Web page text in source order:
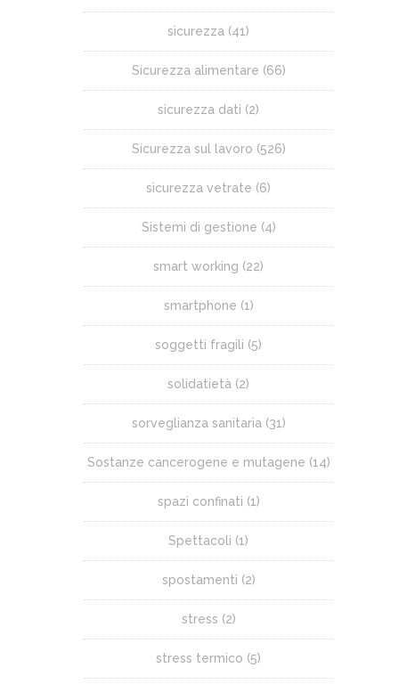
sicurezza (41)
Sicurezza alimentare (66)
sicurezza dati (2)
Sicurezza sul lavoro (526)
sicurezza vetrate (6)
Sistemi di gestione (4)
smart working (22)
smartphone (1)
soggetti fragili (5)
solidatietà (2)
sorveglianza sanitaria (31)
Sostanze cancerogene e mutagene (14)
spazi confinati (1)
Spettacoli (1)
spostamenti (2)
stress (2)
stress termico (5)